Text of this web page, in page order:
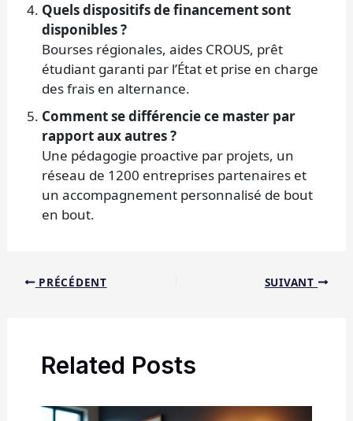
Quels dispositifs de financement sont
disponibles ?
Bourses régionales, aides CROUS, prêt
étudiant garanti par l’État et prise en charge
des frais en alternance.
Comment se différencie ce master par
rapport aux autres ?
Une pédagogie proactive par projets, un
réseau de 1200 entreprises partenaires et
un accompagnement personnalisé de bout
en bout.
PRÉCÉDENT SUIVANT
Related Posts